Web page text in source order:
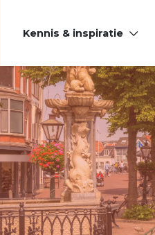
Kennis & inspiratie